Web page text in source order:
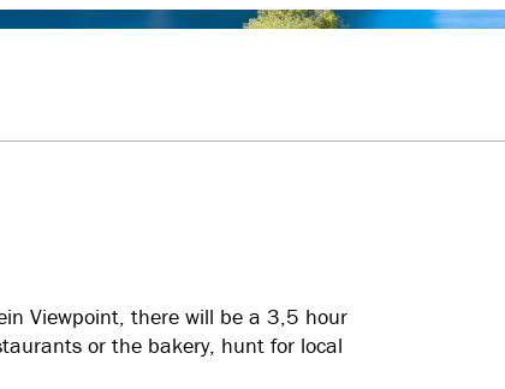
Viewpoint, there will be a 3,5 hour
or the bakery, hunt for local